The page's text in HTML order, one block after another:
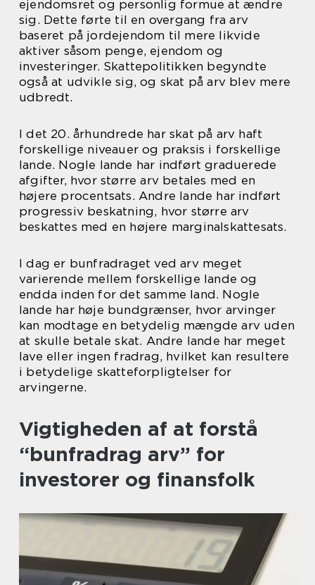
ejendomsret og personlig formue at ændre
sig. Dette førte til en overgang fra arv
baseret på jordejendom til mere likvide
aktiver såsom penge, ejendom og
investeringer. Skattepolitikken begyndte
også at udvikle sig, og skat på arv blev mere
udbredt.
I det 20. århundrede har skat på arv haft
forskellige niveauer og praksis i forskellige
lande. Nogle lande har indført graduerede
afgifter, hvor større arv betales med en
højere procentsats. Andre lande har indført
progressiv beskatning, hvor større arv
beskattes med en højere marginalskattesats.
I dag er bunfradraget ved arv meget
varierende mellem forskellige lande og
endda inden for det samme land. Nogle
lande har høje bundgrænser, hvor arvinger
kan modtage en betydelig mængde arv uden
at skulle betale skat. Andre lande har meget
lave eller ingen fradrag, hvilket kan resultere
i betydelige skatteforpligtelser for
arvingerne.
Vigtigheden af at forstå
“bunfradrag arv” for
investorer og finansfolk